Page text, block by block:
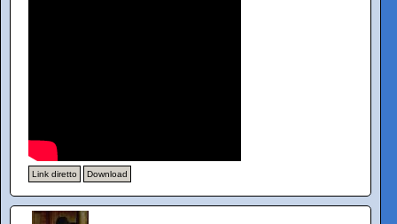
Link diretto Download